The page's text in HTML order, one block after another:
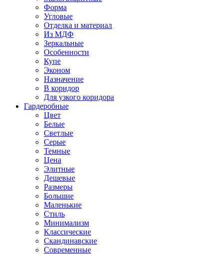
Форма
Угловые
Отделка и материал
Из МДФ
Зеркальные
Особенности
Купе
Эконом
Назначение
В коридор
Для узкого коридора
Гардеробные
Цвет
Белые
Светлые
Серые
Темные
Цена
Элитные
Дешевые
Размеры
Большие
Маленькие
Стиль
Минимализм
Классические
Скандинавские
Современные